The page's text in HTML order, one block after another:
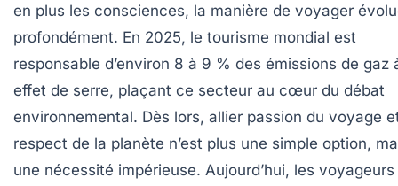
en plus les consciences, la manière de voyager
profondément. En 2025, le tourisme mondial est
responsable d’environ 8 à 9 % des émissions de gaz
effet de serre, plaçant ce secteur au cœur du débat
environnemental. Dès lors, allier passion du voyage
respect de la planète n’est plus une simple option,
une nécessité impérieuse. Aujourd’hui, les voyageurs